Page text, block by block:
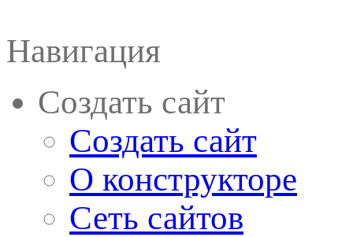
Навигация
Создать сайт
Создать сайт
О конструкторе
Сеть сайтов